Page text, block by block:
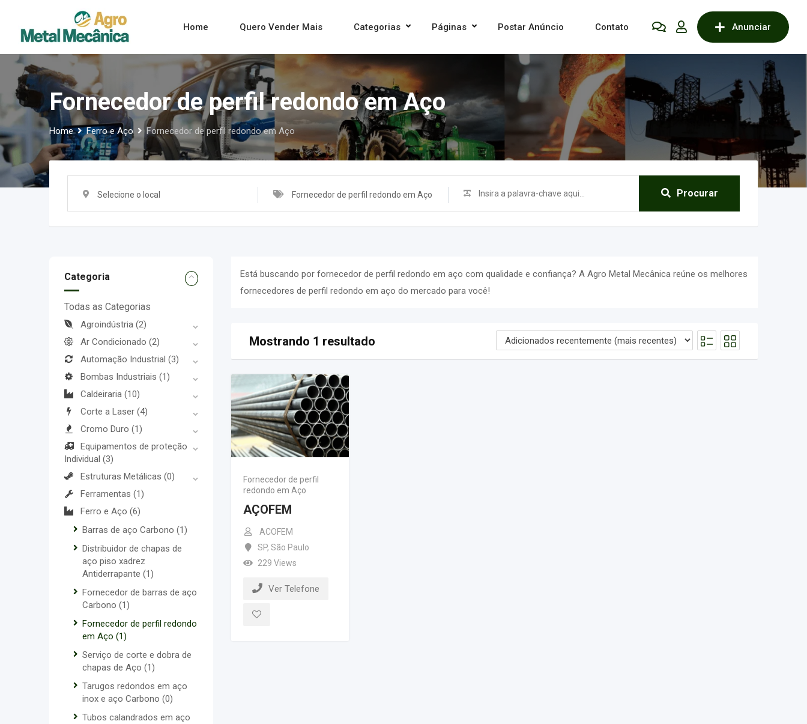
content
Anunciar
Home Quero Vender Mais Categorias Páginas Postar Anúncio Contato
Fornecedor de perfil redondo em Aço
Home Ferro e Aço Fornecedor de perfil redondo em Aço
Selecione o local Fornecedor de perfil redondo em Aço Procurar
Categoria
Todas as Categorias
Agroindústria (2)
Ar Condicionado (2)
Automação Industrial (3)
Bombas Industriais (1)
Caldeiraria (10)
Corte a Laser (4)
Cromo Duro (1)
Equipamentos de proteção
Individual (3)
Estruturas Metálicas (0)
Ferramentas (1)
Ferro e Aço (6)
Barras de aço Carbono (1)
Distribuidor de chapas de
aço piso xadrez
Antiderrapante (1)
Fornecedor de barras de aço
Carbono (1)
Fornecedor de perfil redondo
em Aço (1)
Serviço de corte e dobra de
chapas de Aço (1)
Tarugos redondos em aço
inox e aço Carbono (0)
Tubos calandrados em aço
Está buscando por fornecedor de perfil redondo em aço com qualidade e confiança? A Agro Metal Mecânica reúne os melhores
fornecedores de perfil redondo em aço do mercado para você!
Mostrando 1 resultado
Fornecedor de perfil
redondo em Aço
AÇOFEM
ACOFEM
SP, São Paulo
229 Views
Ver Telefone